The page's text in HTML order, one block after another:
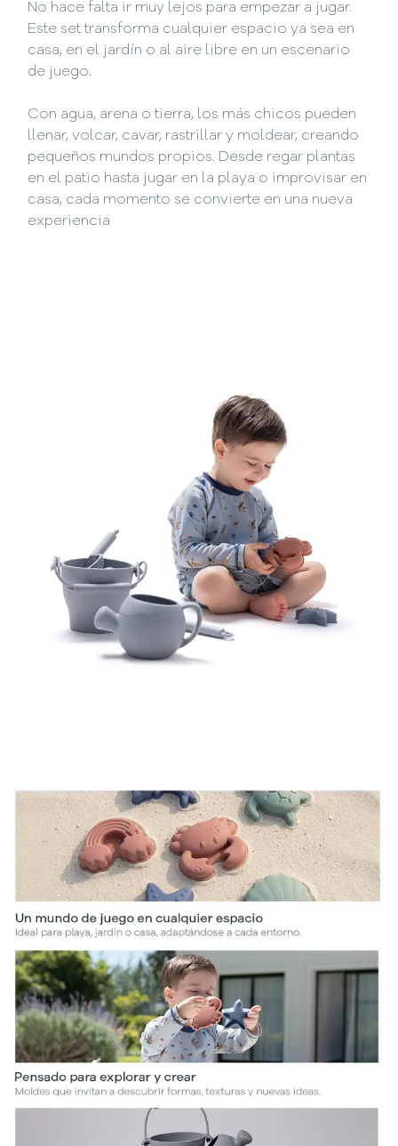
No hace falta ir muy lejos para empezar a jugar.
Este set transforma cualquier espacio ya sea en
casa, en el jardín o al aire libre en un escenario
de juego.
Con agua, arena o tierra, los más chicos pueden
llenar, volcar, cavar, rastrillar y moldear, creando
pequeños mundos propios. Desde regar plantas
en el patio hasta jugar en la playa o improvisar en
casa, cada momento se convierte en una nueva
experiencia